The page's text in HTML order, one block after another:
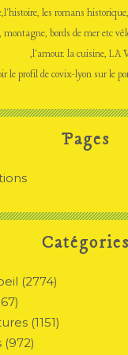
Catégories
(2774)
(1151)
(972)
Pages
les romans
montagne, bords de mer etc
,l'amour. la cuisine, LA
le profil decovix-lyon sur le